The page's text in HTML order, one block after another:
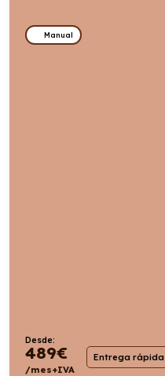
Manual
Desde:
489€
/mes+IVA
Entrega rápida